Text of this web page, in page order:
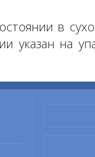
в
указан на